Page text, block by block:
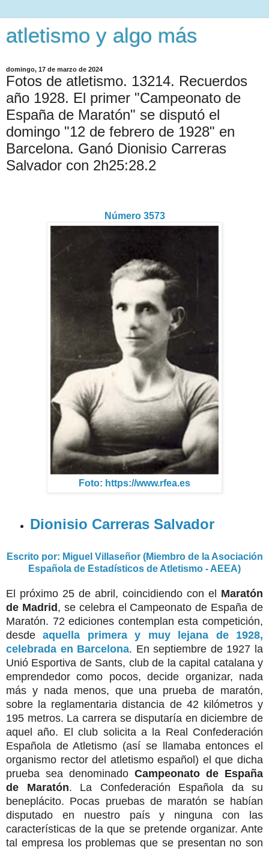
atletismo y algo más
domingo, 17 de marzo de 2024
Fotos de atletismo. 13214. Recuerdos
año 1928. El primer "Campeonato de
España de Maratón" se disputó el
domingo "12 de febrero de 1928" en
Barcelona. Ganó Dionisio Carreras
Salvador con 2h25:28.2
Número 3573
Foto: https://www.rfea.es
Dionisio Carreras Salvador
Escrito por: Miguel Villaseñor (Miembro de la Asociación
Española de Estadísticos de Atletismo - AEEA)
El próximo 25 de abril, coincidiendo con el Maratón
de Madrid , se celebra el Campeonato de España de
Maratón. 72 ediciones contemplan esta competición,
desdeaquella primera y muy lejana de 1928,
celebrada en Barcelona. En septiembre de 1927 la
Unió Esportiva de Sants, club de la capital catalana y
emprendedor como pocos, decide organizar, nada
más y nada menos, que una prueba de maratón,
sobre la reglamentaria distancia de 42 kilómetros y
195 metros. La carrera se disputaría en diciembre de
aquel año. El club solicita a la Real Confederación
Española de Atletismo (así se llamaba entonces el
organismo rector del atletismo español) el que dicha
prueba sea denominado Campeonato de España
de Maratón. La Confederación Española da su
beneplácito. Pocas pruebas de maratón se habían
disputado en nuestro país y ninguna con las
características de la que se pretende organizar. Ante
tal empresa los problemas que se presentan no son